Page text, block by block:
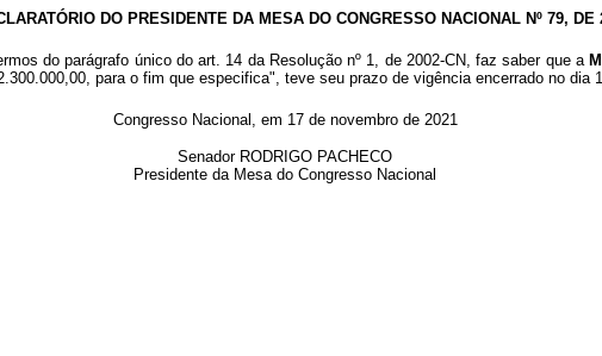
DO PRESIDENTE DA MESA DO CONGRESSO NACIONAL Nº 79, DE
do parágrafo único do art. 14 da Resolução nº 1, de 2002-CN, faz saber que a
para o fim que especifica", teve seu prazo de vigência encerrado no dia
Congresso Nacional, em 17 de novembro de 2021
Senador RODRIGO PACHECO
Presidente da Mesa do Congresso Nacional